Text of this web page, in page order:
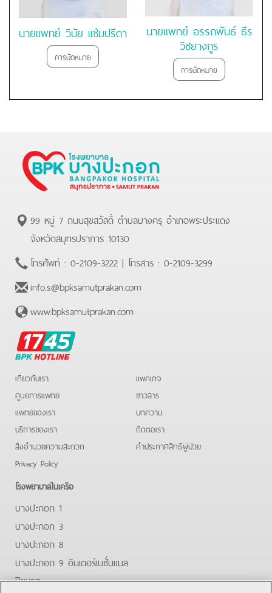
นายแพทย์ วินัย แช่มปรีดา
การนัดหมาย
นายแพทย์ อรรถพันธ์ ธีร
วิชยางกูร
การนัดหมาย
99 หมู่ 7 ถนนสุขสวัสดิ์ ตำบลบางครุ อำเภอพระประแดง
จังหวัดสมุทรปราการ 10130
โทรศัพท์ : 0-2109-3222 | โทรสาร : 0-2109-3299
info.s@bpksamutprakan.com
www.bpksamutprakan.com
BPK
Hotline
เกี่ยวกับเรา
ศูนย์การแพทย์
แพทย์ของเรา
บริการของเรา
สิ่งอำนวยความสะดวก
Privacy Policy
แพคเกจ
ข่าวสาร
บทความ
ติดต่อเรา
คําประกาศสิทธิผู้ป่วย
โรงพยาบาลในเครือ
บางปะกอก 1
บางปะกอก 3
บางปะกอก 8
บางปะกอก 9 อินเตอร์เนชั่นแนล
ปิยะเวท